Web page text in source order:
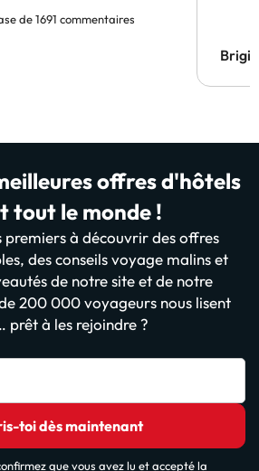
de 1691 commentaires
offres d'hôtels
tout le monde !
premiers à découvrir des offres
des conseils voyage malins et
de notre site et de notre
200 000 voyageurs nous lisent
prêt à les rejoindre ?
toi dès maintenant
que vous avez lu et accepté la